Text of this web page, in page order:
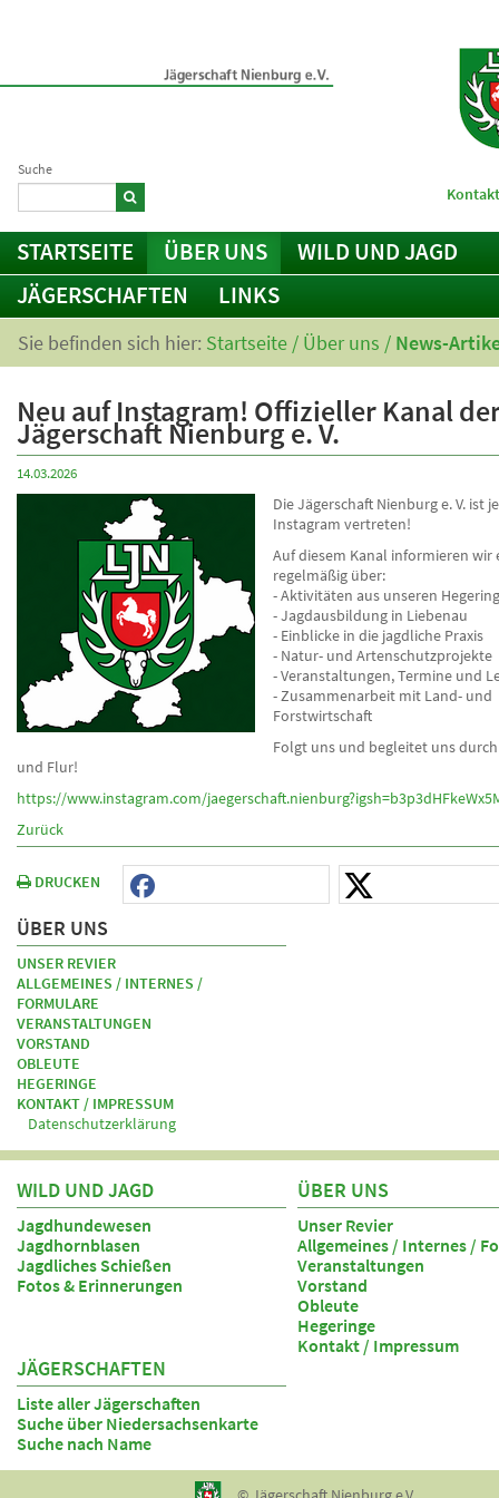
Suche
STARTSEITE ÜBER UNS
WILD UND JAGD
JÄGERSCHAFTEN
LINKS
Sie befinden sich hier: Startseite / Über uns / News-
Neu auf Instagram! Offizieller Kanal
Jägerschaft Nienburg e. V.
14.03.2026
Die Jägerschaft Nienburg e. V. ist
Instagram vertreten!
Auf diesem Kanal informieren wir
regelmäßig über:
­­- Aktivitäten aus unseren
- Jagdausbildung in Liebenau
- Einblicke in die jagdliche Praxis
- Natur- und Artenschutzprojekte
- Veranstaltungen, Termine und
- Zusammenarbeit mit Land- und
Forstwirtschaft
Folgt uns und begleitet uns
und Flur!
https://www.instagram.com/
Zurück
DRUCKEN
ÜBER UNS
UNSER REVIER
ALLGEMEINES / INTERNES /
FORMULARE
VERANSTALTUNGEN
VORSTAND
OBLEUTE
HEGERINGE
KONTAKT / IMPRESSUM
Datenschutzerklärung
WILD UND JAGD
Jagdhundewesen
Jagdhornblasen
Jagdliches Schießen
Fotos & Erinnerungen
ÜBER UNS
Unser Revier
Allgemeines / Internes /
Veranstaltungen
Vorstand
Obleute
Hegeringe
Kontakt / Impressum
JÄGERSCHAFTEN
Liste aller Jägerschaften
Suche über Niedersachsenkarte
Suche nach Name